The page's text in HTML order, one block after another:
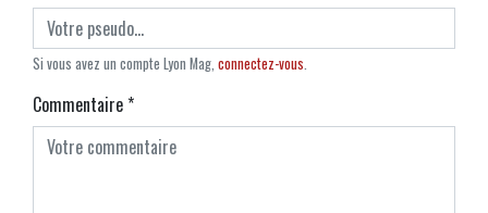
Si vous avez un compte Lyon Mag, connectez-vous.
Commentaire*